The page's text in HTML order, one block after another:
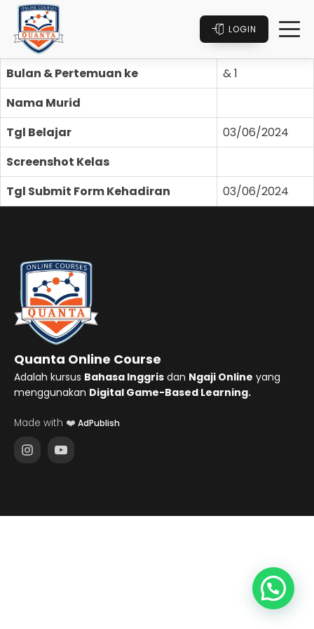
LOGIN
Bulan & Pertemuan ke
& 1
Nama Murid
Tgl Belajar
03/06/2024
Screenshot Kelas
Tgl Submit Form Kehadiran
03/06/2024
Quanta Online Course
Adalah kursus Bahasa Inggris dan Ngaji Online yang
menggunakan Digital Game-Based Learning.
Made with ❤️ AdPublish